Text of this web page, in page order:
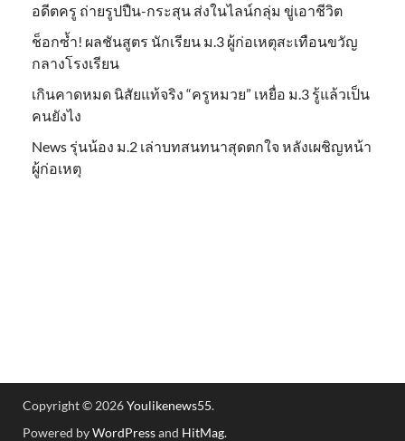
อดีตครู ถ่ายรูปปืน-กระสุน ส่งในไลน์กลุ่ม ขู่เอาชีวิต
ช็อกซ้ำ! ผลชันสูตร นักเรียน ม.3 ผู้ก่อเหตุสะเทือนขวัญ
กลางโรงเรียน
เกินคาดหมด นิสัยแท้จริง “ครูหมวย” เหยื่อ ม.3 รู้แล้วเป็น
คนยังไง
News รุ่นน้อง ม.2 เล่าบทสนทนาสุดตกใจ หลังเผชิญหน้า
ผู้ก่อเหตุ
Copyright © 2026Youlikenews55.
Powered byWordPressand HitMag.